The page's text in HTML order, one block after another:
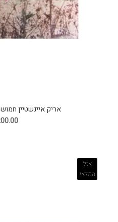
אריק איינשטיין
אזל
המלאי